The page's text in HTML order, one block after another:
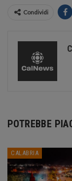
Condividi
POTREBBE
CALABRIA